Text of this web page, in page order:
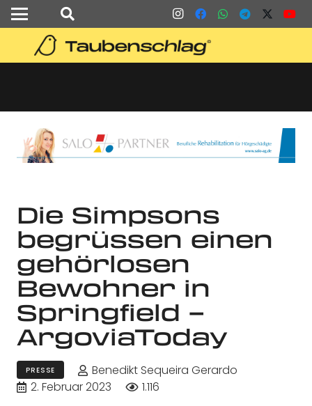
Die Simpsons
begrüssen einen
gehörlosen
Bewohner in
Springfield –
ArgoviaToday
PRESSE
Benedikt Sequeira Gerardo
2. Februar 2023
1.116